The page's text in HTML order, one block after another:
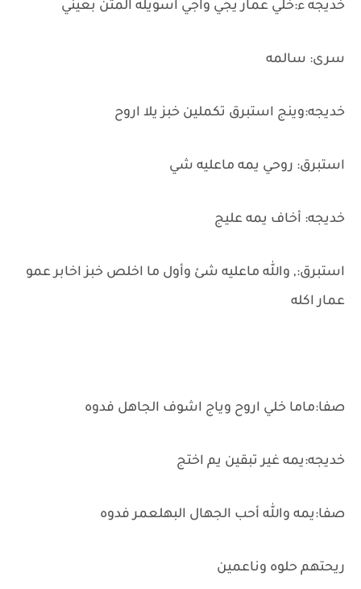
خديجه ء:خلي عمار يجي واجي اسويله المتن بعيني
سرى: سالمه
خديجه:وينج استبرق تكملين خبز يلا اروح
استبرق: روحي يمه ماعليه شي
خديجه: أخاف يمه عليج
استبرق:, والله ماعليه شئ وأول ما اخلص خبز اخابر عمو
عمار اكله
صفا:ماما خلي اروح وياج اشوف الجاهل فدوه
خديجه:يمه غير تبقين يم اختج
صفا:يمه والله أحب الجهال البهلعمر فدوه
ريحتهم حلوه وناعمين